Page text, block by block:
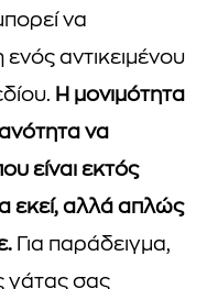
να
αντικειμένου
Η μονιμότητα
να
είναι εκτός
εκεί, αλλά απλώς
Για παράδειγμα,
γάτας σας